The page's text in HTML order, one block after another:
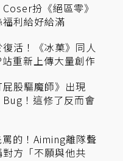
扮《絕區零》
利給好給滿
活！《冰菓》同人
重新上傳大量創作
股驅魔師》出現
Bug！這修了反而會
的！Aiming離隊聲
方「不願與他共